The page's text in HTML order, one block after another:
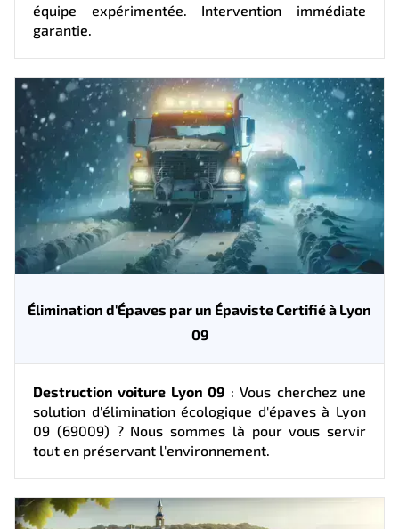
équipe expérimentée. Intervention immédiate
garantie.
Élimination d'Épaves par un Épaviste Certifié à Lyon
09
Destruction voiture Lyon 09 : Vous cherchez une
solution d'élimination écologique d'épaves à Lyon
09 (69009) ? Nous sommes là pour vous servir
tout en préservant l'environnement.